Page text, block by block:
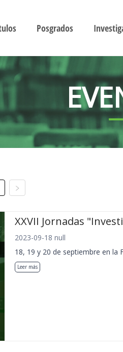
Posgrados
XXVII Jornadas
2023-09-18 null
18, 19 y 20 de septiembre en la
Leer más